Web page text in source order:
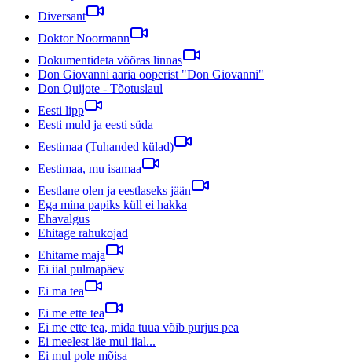
Diversant
Doktor Noormann
Dokumentideta võõras linnas
Don Giovanni aaria ooperist "Don Giovanni"
Don Quijote - Tõotuslaul
Eesti lipp
Eesti muld ja eesti süda
Eestimaa (Tuhanded külad)
Eestimaa, mu isamaa
Eestlane olen ja eestlaseks jään
Ega mina papiks küll ei hakka
Ehavalgus
Ehitage rahukojad
Ehitame maja
Ei iial pulmapäev
Ei ma tea
Ei me ette tea
Ei me ette tea, mida tuua võib purjus pea
Ei meelest läe mul iial...
Ei mul pole mõisa